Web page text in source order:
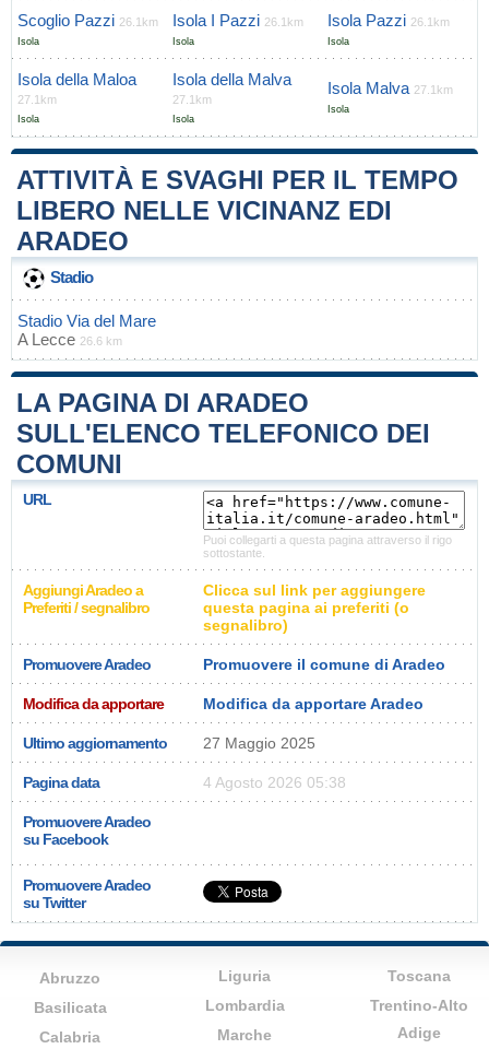
Scoglio Pazzi 26.1km
Isola
Isola I Pazzi 26.1km
Isola
Isola Pazzi 26.1km
Isola
Isola della Maloa
27.1km
Isola
Isola della Malva
27.1km
Isola
Isola Malva 27.1km
Isola
ATTIVITÀ E SVAGHI PER IL TEMPO
LIBERO NELLE VICINANZ EDI
ARADEO
Stadio
Stadio Via del Mare
A Lecce 26.6 km
LA PAGINA DI ARADEO
SULL'ELENCO TELEFONICO DEI
COMUNI
URL
Puoi collegarti a questa pagina attraverso il rigo
sottostante.
Aggiungi Aradeo a
Preferiti / segnalibro
Clicca sul link per aggiungere
questa pagina ai preferiti (o
segnalibro)
Promuovere Aradeo Promuovere il comune di Aradeo
Modifica da apportare Modifica da apportare Aradeo
Ultimo aggiornamento 27 Maggio 2025
Pagina data 4 Agosto 2026 05:38
Promuovere Aradeo
su Facebook
Promuovere Aradeo
su Twitter
Abruzzo
Basilicata
Calabria
Liguria
Lombardia
Marche
Toscana
Trentino-Alto
Adige